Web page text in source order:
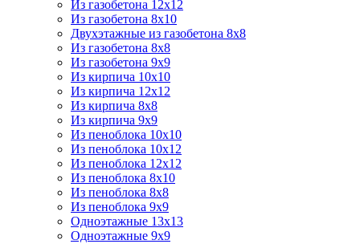
Из газобетона 12х12
Из газобетона 8х10
Двухэтажные из газобетона 8х8
Из газобетона 8х8
Из газобетона 9х9
Из кирпича 10х10
Из кирпича 12х12
Из кирпича 8х8
Из кирпича 9х9
Из пеноблока 10х10
Из пеноблока 10х12
Из пеноблока 12х12
Из пеноблока 8х10
Из пеноблока 8х8
Из пеноблока 9х9
Одноэтажные 13х13
Одноэтажные 9х9